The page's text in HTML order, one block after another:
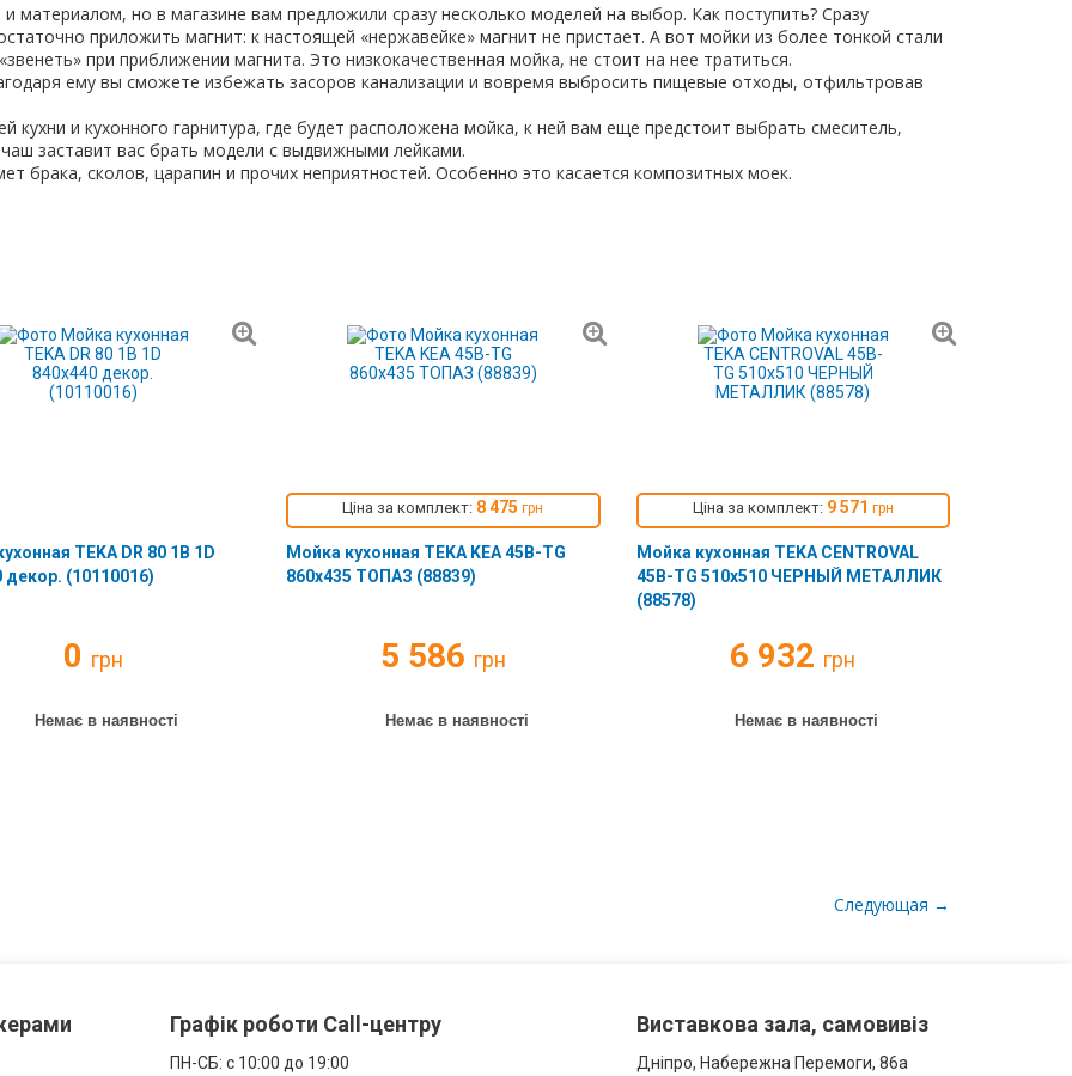
но в магазине вам предложили сразу несколько моделей на выбор. Как поступить? Сразу
приложить магнит: к настоящей «нержавейке» магнит не пристает. А вот мойки из более тонкой стали
при приближении магнита. Это низкокачественная мойка, не стоит на нее тратиться.
ему вы сможете избежать засоров канализации и вовремя выбросить пищевые отходы, отфильтровав
и кухонного гарнитура, где будет расположена мойка, к ней вам еще предстоит выбрать смеситель,
заставит вас брать модели с выдвижными лейками.
брака, сколов, царапин и прочих неприятностей. Особенно это касается композитных моек.
TEKA DR 80 1B 1D
декор. (10110016)
0 грн
Немає в наявності
Ціна за комплект: 8 475грн
Мойка кухонная TEKA KEA 45B-TG
860х435 ТОПАЗ (88839)
5 586 грн
Немає в наявності
Ціна за комплект: 9 571 грн
Мойка кухонная TEKA CENTROVAL
45B-TG 510х510 ЧЕРНЫЙ МЕТАЛЛИК
(88578)
6 932 грн
Немає в наявності
Следующая →
Графік роботи Call-центру
ПН-СБ: с 10:00 до 19:00
Виставкова зала, самовивіз
Дніпро, Набережна Перемоги, 86а